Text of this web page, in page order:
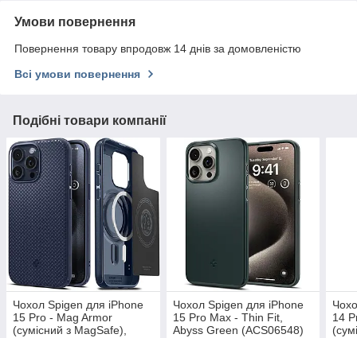
Умови повернення
Повернення товару впродовж 14 днів за домовленістю
Всі умови повернення
Подібні товари компанії
Чохол Spigen для iPhone
15 Pro - Mag Armor
(сумісний з MagSafe),
Чохол Spigen для iPhone
15 Pro Max - Thin Fit,
Abyss Green (ACS06548)
14